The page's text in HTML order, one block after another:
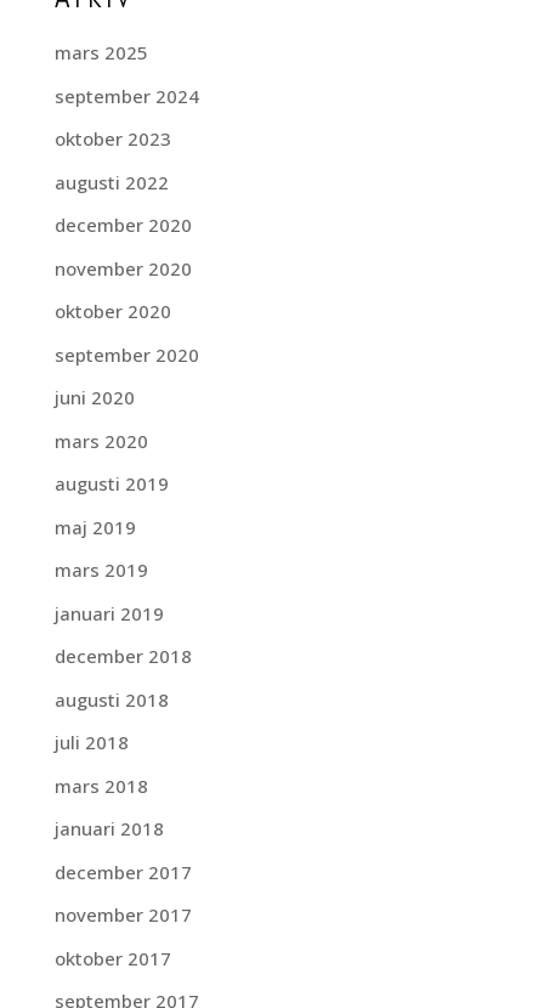
mars 2025
september 2024
oktober 2023
augusti 2022
december 2020
november 2020
oktober 2020
september 2020
juni 2020
mars 2020
augusti 2019
maj 2019
mars 2019
januari 2019
december 2018
augusti 2018
juli 2018
mars 2018
januari 2018
december 2017
november 2017
oktober 2017
september 2017